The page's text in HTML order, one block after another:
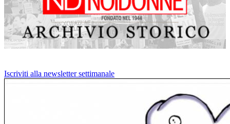
Iscriviti alla newsletter settimanale